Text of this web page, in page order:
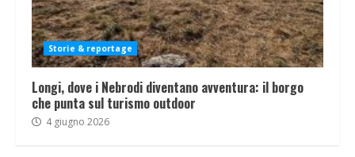
Storie & reportage
Longi, dove i Nebrodi diventano avventura: il borgo
che punta sul turismo outdoor
4 giugno 2026